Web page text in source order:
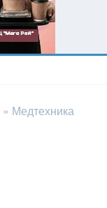
» Медтехника